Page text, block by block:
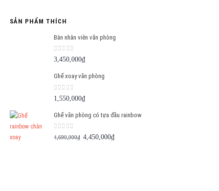
SẢN PHẨM THÍCH
Bàn nhân viên văn phòng
0 out of 5
3,450,000₫
Ghế xoay văn phòng
0 out of 5
1,550,000₫
Ghế văn phòng có tựa đầu rainbow
0 out of 5
4,690,000₫ Giá
4,450,000₫Giá